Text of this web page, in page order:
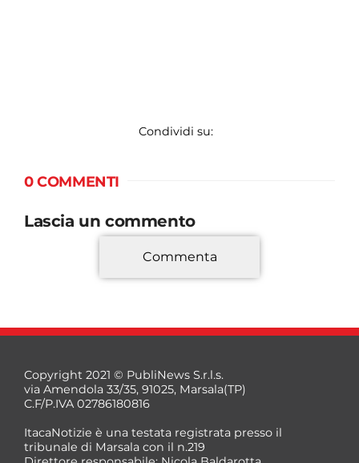
Condividi su:
0 COMMENTI
Lascia un commento
*
Commenta
Copyright 2021 © PubliNews S.r.l.s.
via Amendola 33/35, 91025, Marsala(TP)
C.F/P.IVA 02786180816
ItacaNotizie è una testata registrata presso il
tribunale di Marsala con il n.219